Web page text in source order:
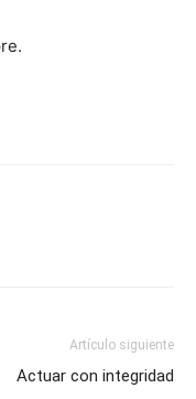
Artículo siguiente
Actuar con integridad